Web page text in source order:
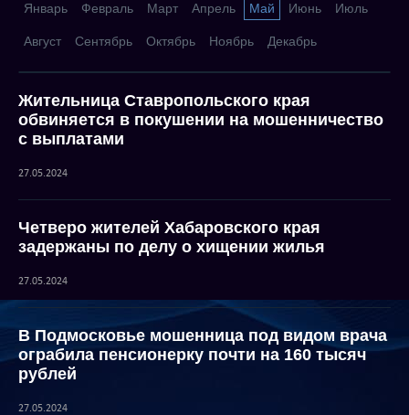
Январь Февраль Март Апрель Май Июнь Июль
Август Сентябрь Октябрь Ноябрь Декабрь
Жительница Ставропольского края
обвиняется в покушении на мошенничество
с выплатами
27.05.2024
Четверо жителей Хабаровского края
задержаны по делу о хищении жилья
27.05.2024
В Подмосковье мошенница под видом врача
ограбила пенсионерку почти на 160 тысяч
рублей
27.05.2024